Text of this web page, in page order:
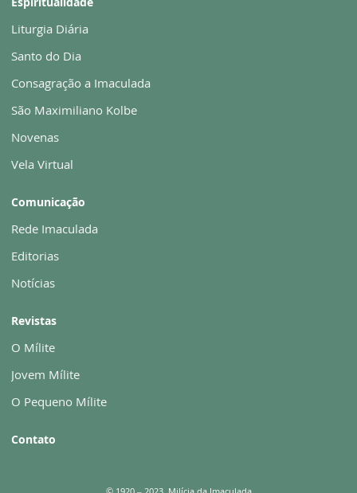
Liturgia Diária
Santo do Dia
Consagração a Imaculada
São Maximiliano Kolbe
Novenas
Vela Virtual
Comunicação
Rede Imaculada
Editorias
Notícias
Revistas
O Mílite
Jovem Mílite
O Pequeno Mílite
Contato